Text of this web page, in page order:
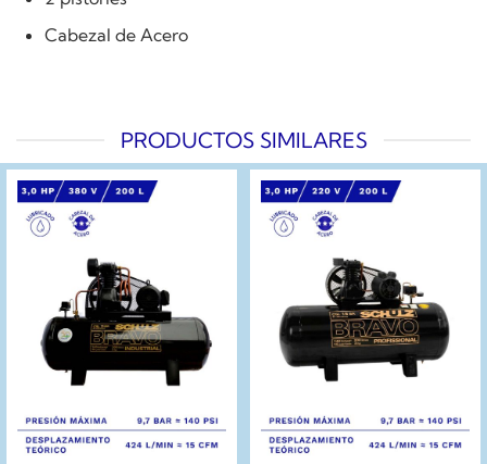
Cabezal de Acero
PRODUCTOS SIMILARES